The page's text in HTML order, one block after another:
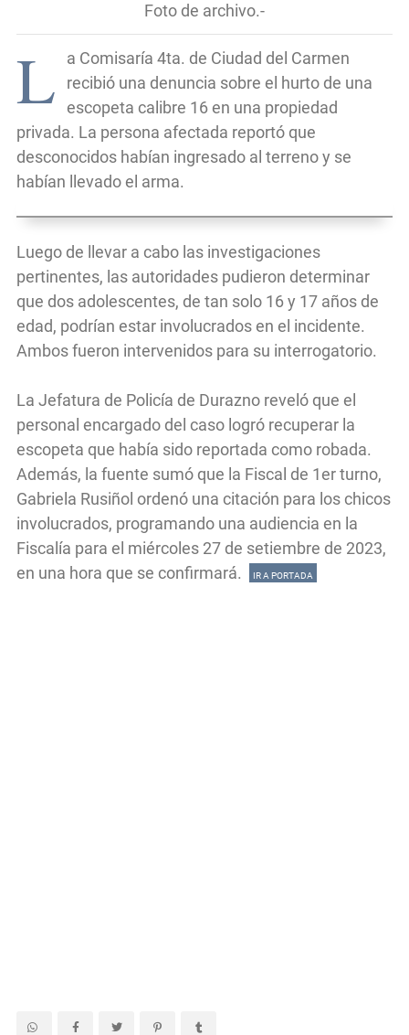
Foto de archivo.-
L
a Comisaría 4ta. de Ciudad del Carmen
recibió una denuncia sobre el hurto de una
escopeta calibre 16 en una propiedad
privada. La persona afectada reportó que
desconocidos habían ingresado al terreno y se
habían llevado el arma.
Luego de llevar a cabo las investigaciones
pertinentes, las autoridades pudieron determinar
que dos adolescentes, de tan solo 16 y 17 años de
edad, podrían estar involucrados en el incidente.
Ambos fueron intervenidos para su interrogatorio.
La Jefatura de Policía de Durazno reveló que el
personal encargado del caso logró recuperar la
escopeta que había sido reportada como robada.
Además, la fuente sumó que la Fiscal de 1er turno,
Gabriela Rusiñol ordenó una citación para los chicos
involucrados, programando una audiencia en la
Fiscalía para el miércoles 27 de setiembre de 2023,
en una hora que se confirmará.
IR A PORTADA